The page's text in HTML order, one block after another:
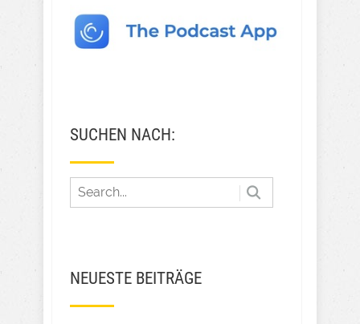
SUCHEN NACH:
NEUESTE BEITRÄGE